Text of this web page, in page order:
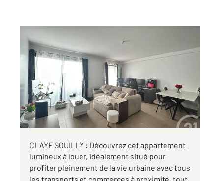
CLAYE SOUILLY 77
54,88 m2, 2 pièces
Ref : 9141
Appartement F2 à louer
1 050 €
par mois charges comprises
Visiter le site dédié
CLAYE SOUILLY : Découvrez cet appartement
lumineux à louer, idéalement situé pour
profiter pleinement de la vie urbaine avec tous
les transports et commerces à proximité, tout